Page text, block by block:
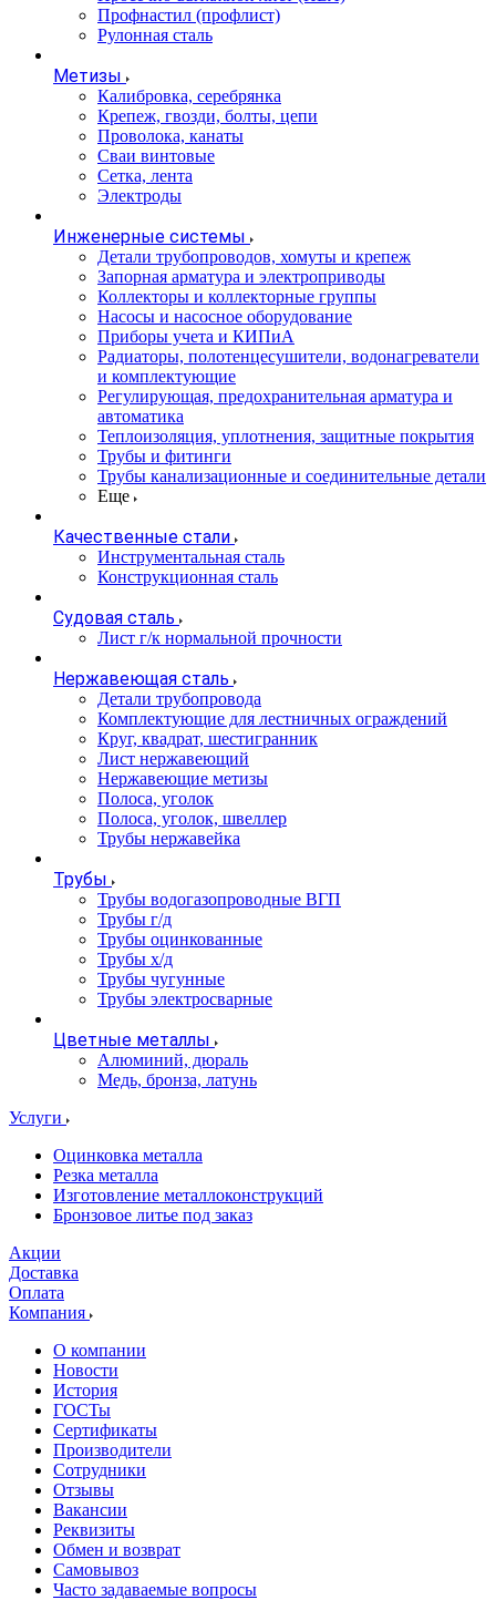
Профнастил (профлист)
Рулонная сталь
Метизы
Калибровка, серебрянка
Крепеж, гвозди, болты, цепи
Проволока, канаты
Сваи винтовые
Сетка, лента
Электроды
Инженерные системы
Детали трубопроводов, хомуты и крепеж
Запорная арматура и электроприводы
Коллекторы и коллекторные группы
Насосы и насосное оборудование
Приборы учета и КИПиА
Радиаторы, полотенцесушители, водонагреватели
и комплектующие
Регулирующая, предохранительная арматура и
автоматика
Теплоизоляция, уплотнения, защитные покрытия
Трубы и фитинги
Трубы канализационные и соединительные детали
Еще
Качественные стали
Инструментальная сталь
Конструкционная сталь
Судовая сталь
Лист г/к нормальной прочности
Нержавеющая сталь
Детали трубопровода
Комплектующие для лестничных ограждений
Круг, квадрат, шестигранник
Лист нержавеющий
Нержавеющие метизы
Полоса, уголок
Полоса, уголок, швеллер
Трубы нержавейка
Трубы
Трубы водогазопроводные ВГП
Трубы г/д
Трубы оцинкованные
Трубы х/д
Трубы чугунные
Трубы электросварные
Цветные металлы
Алюминий, дюраль
Медь, бронза, латунь
Услуги
Оцинковка металла
Резка металла
Изготовление металлоконструкций
Бронзовое литье под заказ
Акции
Доставка
Оплата
Компания
О компании
Новости
История
ГОСТы
Сертификаты
Производители
Сотрудники
Отзывы
Вакансии
Реквизиты
Обмен и возврат
Самовывоз
Часто задаваемые вопросы